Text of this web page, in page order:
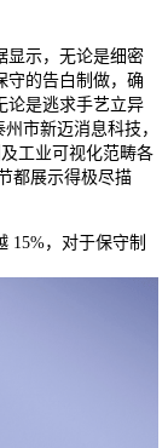
示，无论是细密
守的告白制做，确
论是逃求手艺立异
市新迈消息科技，
工业可视化范畴各
都展示得极尽描
，对于保守制